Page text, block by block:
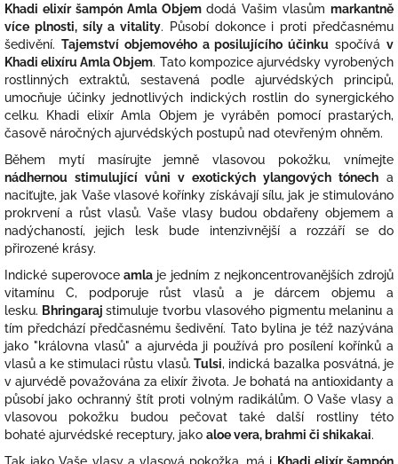
Khadi elixír šampón Amla Objemdodá Vašim vlasům markantně
více plnosti, síly a vitality. Působí dokonce i proti předčasnému
šedivění. Tajemství objemového a posilujícího účinku spočíváv
Khadi elixíru Amla Objem. Tato kompozice ajurvédsky vyrobených
rostlinných extraktů, sestavená podle ajurvédských principů,
umocňuje účinky jednotlivých indických rostlin do synergického
celku. Khadi elixír Amla Objem je vyráběn pomocí prastarých,
časově náročných ajurvédských postupů nad otevřeným ohněm.
Během mytí masírujte jemně vlasovou pokožku, vnímejte
nádhernou stimulující vůni v exotických ylangových tónech a
naciťujte, jak Vaše vlasové kořínky získávají sílu, jak je stimulováno
prokrvení a růst vlasů. Vaše vlasy budou obdařeny objemem a
nadýchaností, jejich lesk bude intenzivnější a rozzáří se do
přirozené krásy.
Indické superovoceamla je jedním z nejkoncentrovanějších zdrojů
vitamínu C, podporuje růst vlasů a je dárcem objemu a
lesku. Bhringaraj stimuluje tvorbu vlasového pigmentu melaninu a
tím předchází předčasnému šedivění. Tato bylina je též nazývána
jako "královna vlasů" a ajurvéda ji používá pro posílení kořínků a
vlasů a ke stimulaci růstu vlasů. Tulsi, indická bazalka posvátná, je
v ajurvédě považována za elixír života. Je bohatá na antioxidanty a
působí jako ochranný štít proti volným radikálům. O Vaše vlasy a
vlasovou pokožku budou pečovat také další rostliny této
bohaté ajurvédské receptury, jako aloe vera, brahmi či shikakai.